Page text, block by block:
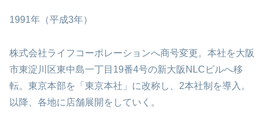
1991年（平成3年）
株式会社ライフコーポレーションへ商号変更。本社を大阪
市東淀川区東中島一丁目19番4号の新大阪NLCビルへ移
転。東京本部を「東京本社」に改称し、2本社制を導入。
以降、各地に店舗展開をしていく。